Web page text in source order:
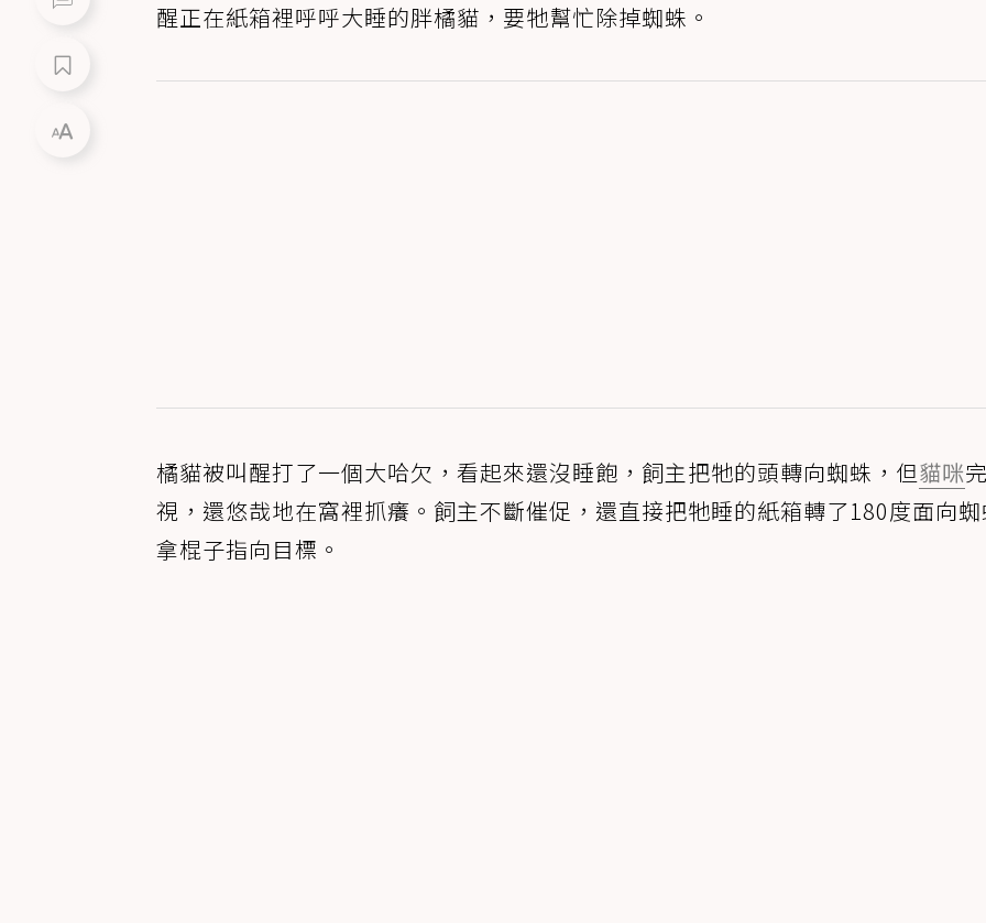
醒正在紙箱裡呼呼大睡的胖橘貓，要牠幫忙除掉蜘蛛。
橘貓被叫醒打了一個大哈欠，看起來還沒睡飽，飼主把牠的頭轉向蜘蛛，但貓咪
視，還悠哉地在窩裡抓癢。飼主不斷催促，還直接把牠睡的紙箱轉了180度面向
拿棍子指向目標。